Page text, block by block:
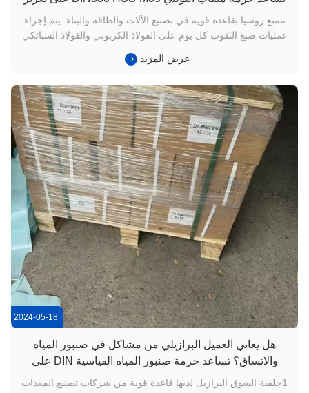
كفاءة صنع الثقوب
تتمتع روسيا بقاعدة قوية في تصنيع الآلات والطاقة والبناء. يتم إجراء
عمليات صنع الثقوب كل يوم على الفولاذ الكربوني والفولاذ السبائكي
المحليون على العديد من الموردين الصغار للحصول على مثاقب
عرض المزيد
2024-05-18
هل يعاني العميل البرازيلي من مشاكل في صنبور المياه
والاتساق؟ تساعد حزمة صنبور المياه القياسية DIN على
ترقية خط إنتاجهم
1خلفية السوق البرازيل لديها قاعدة قوية من شركات تصنيع المعدات